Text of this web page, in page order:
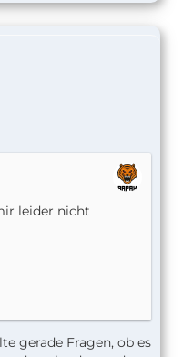
leider nicht
gerade Fragen, ob es